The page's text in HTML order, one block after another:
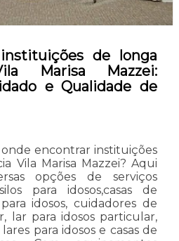
de longa
Marisa Mazzei:
e Qualidade de
encontrar instituições
Vila Marisa Mazzei? Aqui
opções de serviços
para idosos,casas de
idosos, cuidadores de
lar para idosos particular,
para idosos e casas de